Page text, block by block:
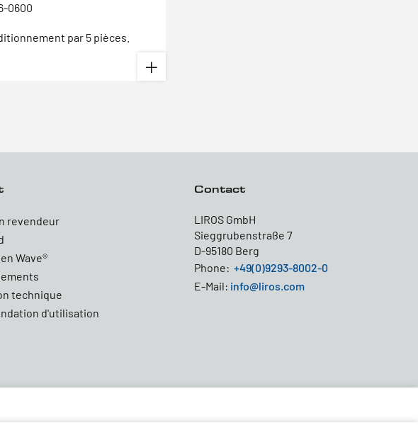
0600
par 5 pièces.
revendeur
Wave®
technique
d'utilisation
Contact
LIROS GmbH
Sieggrubenstraße 7
D-95180 Berg
Phone: +49(0)9293-8002-0
E-Mail: info@liros.com